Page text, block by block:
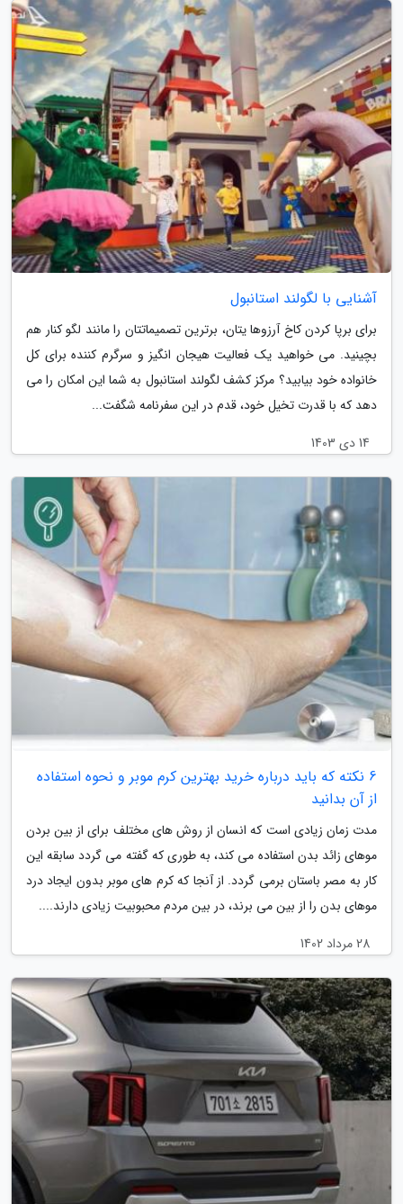
آشنایی با لگولند استانبول
برای برپا کردن کاخ آرزوها یتان، برترین تصمیماتتان را مانند لگو کنار هم
بچینید. می خواهید یک فعالیت هیجان انگیز و سرگرم کننده برای کل
خانواده خود بیابید؟ مرکز کشف لگولند استانبول به شما این امکان را می
دهد که با قدرت تخیل خود، قدم در این سفرنامه شگفت...
14 دی 1403
6 نکته که باید درباره خرید بهترین کرم موبر و نحوه استفاده
از آن بدانید
مدت زمان زیادی است که انسان از روش های مختلف برای از بین بردن
موهای زائد بدن استفاده می کند، به طوری که گفته می گردد سابقه این
کار به مصر باستان برمی گردد. از آنجا که کرم های موبر بدون ایجاد درد
موهای بدن را از بین می برند، در بین مردم محبوبیت زیادی دارند....
28 مرداد 1402